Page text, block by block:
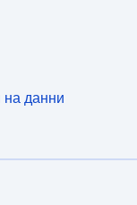
на данни